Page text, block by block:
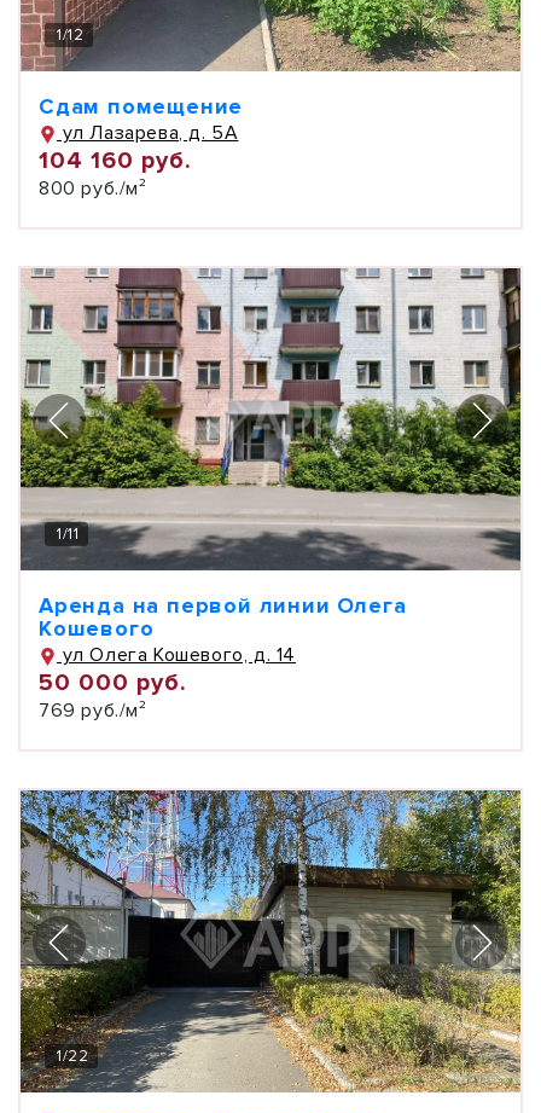
1/12
Сдам помещение
ул Лазарева, д. 5А
104 160 руб.
800 руб./м²
1/11
Аренда на первой линии Олега
Кошевого
ул Олега Кошевого, д. 14
50 000 руб.
769 руб./м²
1/22